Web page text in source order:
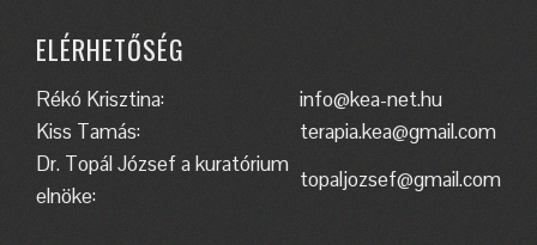
ELÉRHETŐSÉG
Rékó Krisztina:
info@kea-net.hu
Kiss Tamás:
terapia.kea@gmail.com
Dr. Topál József a kuratórium
elnöke:
topaljozsef@gmail.com